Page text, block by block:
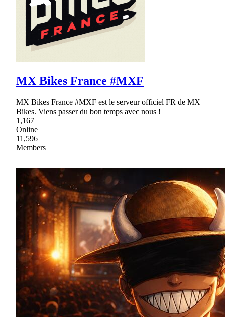
MX Bikes France #MXF
MX Bikes France #MXF est le serveur officiel FR de MX
Bikes. Viens passer du bon temps avec nous !
1,167
Online
11,596
Members